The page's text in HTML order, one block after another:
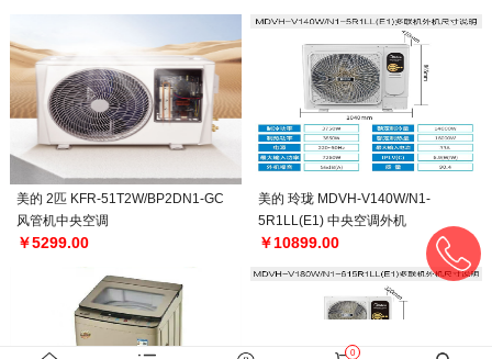
美的 2匹 KFR-51T2W/BP2DN1-GC
风管机中央空调
￥5299.00
美的 玲珑 MDVH-V140W/N1-
5R1LL(E1) 中央空调外机
￥10899.00
0